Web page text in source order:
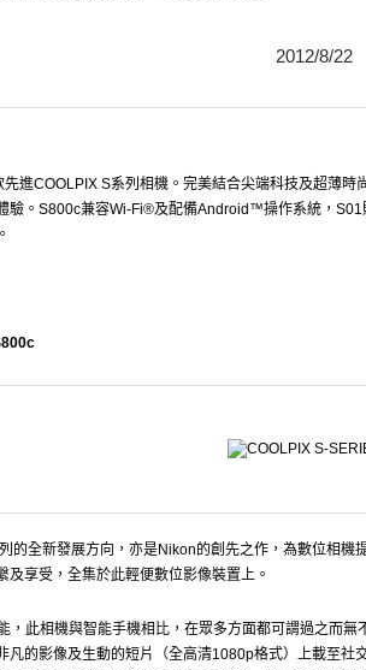
2012/8/22
進COOLPIX S系列相機。完美結合尖端科技及超薄時
驗。S800c兼容Wi-Fi®及配備Android™操作系統，S01
的全新發展方向，亦是Nikon的創先之作，為數位相機
及享受，全集於此輕便數位影像裝置上。
，此相機與智能手機相比，在眾多方面都可謂過之而無
凡的影像及生動的短片（全高清1080p格式）上載至社